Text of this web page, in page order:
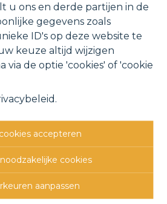
u ons en derde partijen in de
gegevens zoals
ID's op deze website te
keuze altijd wijzigen
via de optie 'cookies' of 'cookie
.
accepteren
cookies
aanpassen
Lijst Volgende